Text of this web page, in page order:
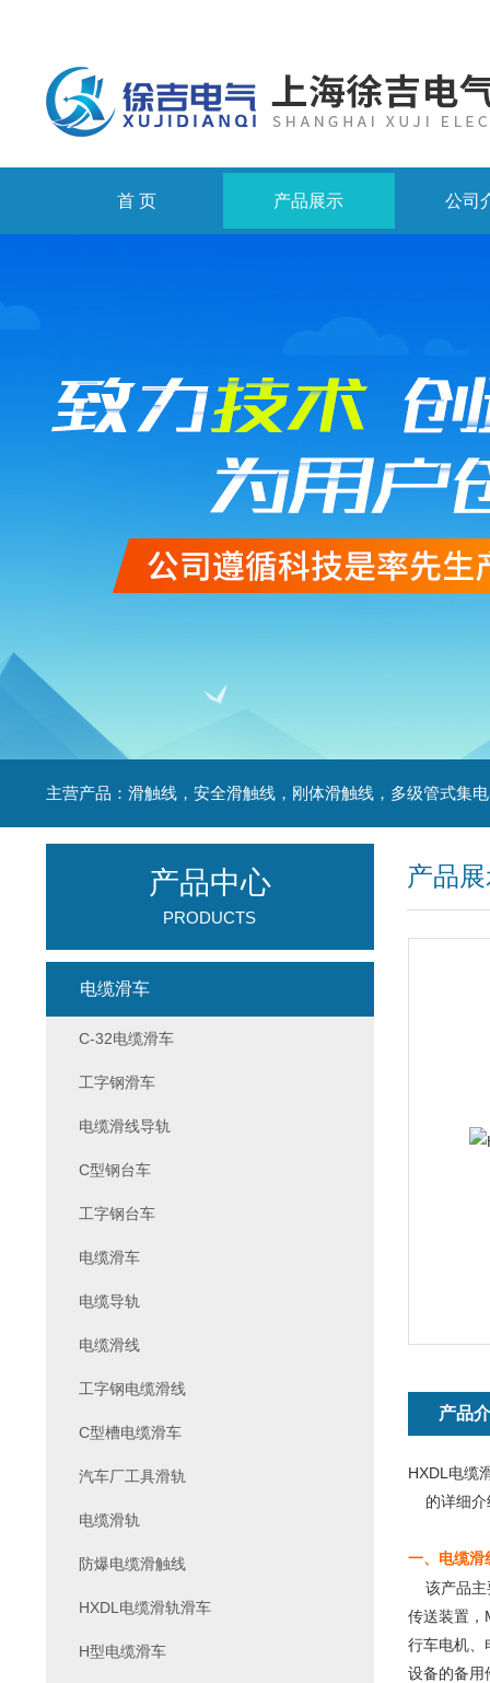
首 页 产品展示 公司
产品
产品
HXDL电缆
的详细介
一、 电缆滑
该产品主
传送装置，
行车电机、
设备的备用
产品中心
PRODUCTS
电缆滑车
C-32电缆滑车
工字钢滑车
电缆滑线导轨
C型钢台车
工字钢台车
电缆滑车
电缆导轨
电缆滑线
工字钢电缆滑线
C型槽电缆滑车
汽车厂工具滑轨
电缆滑轨
防爆电缆滑触线
HXDL电缆滑轨滑车
H型电缆滑车